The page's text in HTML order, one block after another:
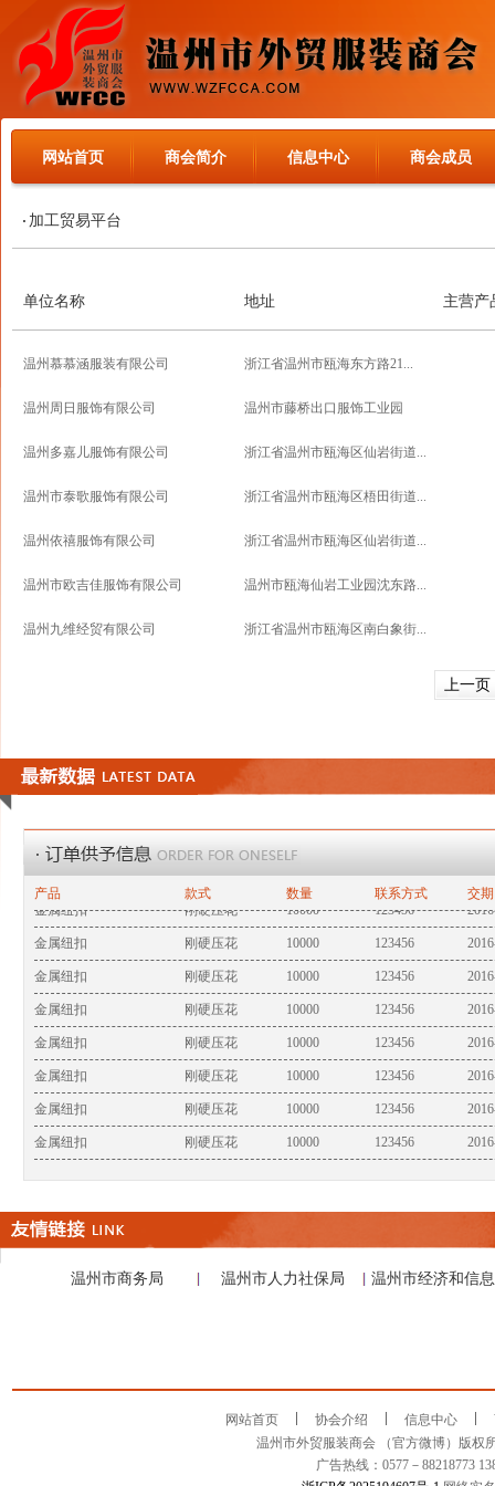
网站首页 商会简介 信息中心 商会成员
加工贸易平台
单位名称 地址 主营产
温州慕慕涵服装有限公司 浙江省温州市瓯海东方路21...
温州周日服饰有限公司 温州市藤桥出口服饰工业园
温州多嘉儿服饰有限公司 浙江省温州市瓯海区仙岩街道...
温州市泰歌服饰有限公司 浙江省温州市瓯海区梧田街道...
温州依禧服饰有限公司 浙江省温州市瓯海区仙岩街道...
温州市欧吉佳服饰有限公司 温州市瓯海仙岩工业园沈东路...
温州九维经贸有限公司 浙江省温州市瓯海区南白象街...
上一页
产品 款式 数量 联系方式 交期
生产男童的衬衫的企业 男童衬衫 88221719
订单外发 男装水洗皮衣 10000件 13185885658
金属纽扣 刚硬压花 10000
金属纽扣 刚硬压花 10000 123456
金属纽扣 刚硬压花 10000 123456
金属纽扣 刚硬压花 10000 123456
金属纽扣 刚硬压花 10000 123456
金属纽扣 刚硬压花 10000 123456
金属纽扣 刚硬压花 10000 123456
金属纽扣 刚硬压花 10000 123456
金属纽扣 刚硬压花 10000 123456
金属纽扣 刚硬压花 10000 123456
订单外发 男装水洗皮衣
金属纽扣 刚硬压花 10000 123456
金属纽扣 刚硬压花 10000 123456
刚硬压花 10000 123456
123456
温州市商务局 温州市人力社保局 温州市经济和信
网站首页 协会介绍 信息中心
温州市外贸服装商会 （官方微博）版权
广告热线：0577－88218773